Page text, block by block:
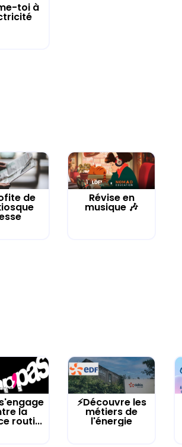
toi à
de Révise en
musique 🎶
la
routi...
⚡Découvre les
métiers de
l'énergie